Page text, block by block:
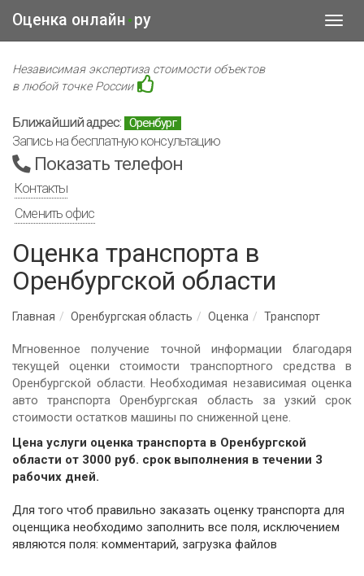
Оценка онлайн • ру
Независимая экспертиза стоимости объектов
в любой точке России
Ближайший адрес: Оренбург
Запись на бесплатную консультацию
Показать телефон
Контакты
Сменить офис
Оценка транспорта в
Оренбургской области
Главная Оренбургская область Оценка Транспорт
Мгновенное получение точной информации благодаря
текущей оценки стоимости транспортного средства в
Оренбургской области. Необходимая независимая оценка
авто транспорта Оренбургская область за узкий срок
стоимости остатков машины по сниженной цене.
Цена услуги оценка транспорта в Оренбургской
области от 3000 руб. cрок выполнения в течении 3
рабочих дней.
Для того чтоб правильно заказать оценку транспорта для
оценщика необходимо заполнить все поля, исключением
являются поля: комментарий, загрузка файлов